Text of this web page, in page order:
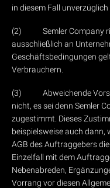
in diesem Fall unverzüglich
(2) Semler Company
ausschließlich an
Geschäftsbedingungen
Verbrauchern.
(3) Abweichende
nicht, es sei denn Semler
zugestimmt. Dieses
beispielsweise auch dann,
AGB des Auftraggebers
Einzelfall mit dem
Nebenabreden,
Vorrang vor diesen